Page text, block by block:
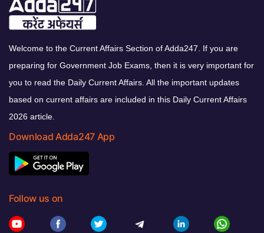
Welcome to the Current Affairs Section of Adda247. If you are
preparing for Government Job Exams, then it is very important for
you to read the Daily Current Affairs. All the important updates
based on current affairs are included in this Daily Current Affairs
2026 article.
Download Adda247 App
Follow us on